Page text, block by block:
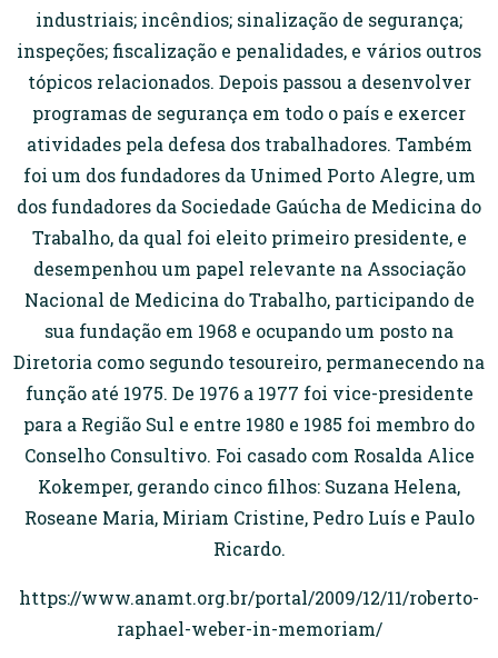
industriais; incêndios; sinalização de segurança;
inspeções; fiscalização e penalidades, e vários outros
tópicos relacionados. Depois passou a desenvolver
programas de segurança em todo o país e exercer
atividades pela defesa dos trabalhadores. Também
foi um dos fundadores da Unimed Porto Alegre, um
dos fundadores da Sociedade Gaúcha de Medicina do
Trabalho, da qual foi eleito primeiro presidente, e
desempenhou um papel relevante na Associação
Nacional de Medicina do Trabalho, participando de
sua fundação em 1968 e ocupando um posto na
Diretoria como segundo tesoureiro, permanecendo na
função até 1975. De 1976 a 1977 foi vice-presidente
para a Região Sul e entre 1980 e 1985 foi membro do
Conselho Consultivo. Foi casado com Rosalda Alice
Kokemper, gerando cinco filhos: Suzana Helena,
Roseane Maria, Miriam Cristine, Pedro Luís e Paulo
Ricardo.
https://www.anamt.org.br/portal/2009/12/11/roberto-
raphael-weber-in-memoriam/